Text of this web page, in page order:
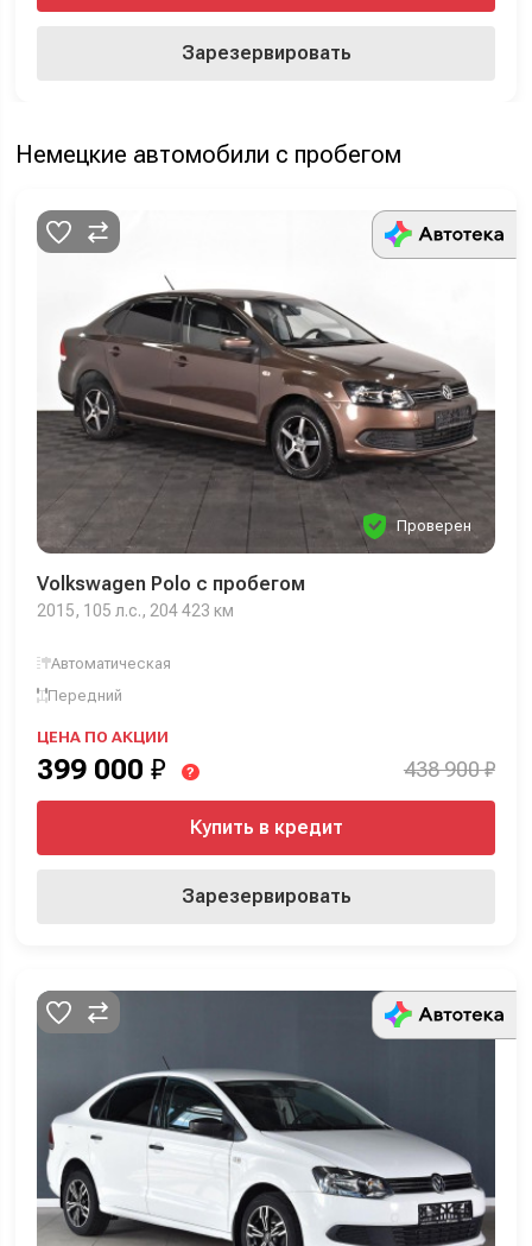
Зарезервировать
Немецкие автомобили с пробегом
Проверен
Volkswagen Polo с пробегом
2015, 105 л.с., 204 423 км
Автоматическая
Передний
ЦЕНА ПО АКЦИИ
399 000 ₽ ? 438 900 ₽
Купить в кредит
Зарезервировать